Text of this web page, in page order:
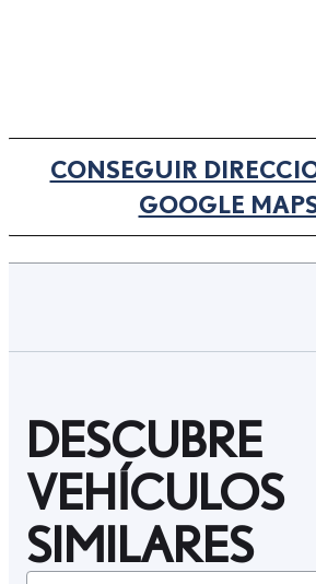
CONSEGUIR
GOOGLE
DESCUBRE
VEHÍCULOS
SIMILARES